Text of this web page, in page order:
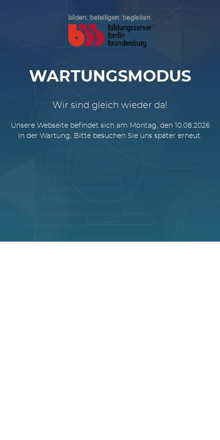
WARTUNGSMODUS
Wir sind gleich wieder da!
Unsere Webseite befindet sich am Montag, den 10.08.2026
in der Wartung. Bitte besuchen Sie uns später erneut.